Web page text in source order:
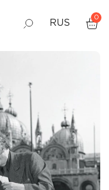
RUS
0